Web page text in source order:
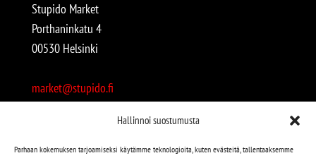
Hallinnoi suostumusta
Parhaan kokemuksen tarjoamiseksi käytämme teknologioita, kuten evästeitä, tallentaaksemme
Stupido Market
Porthaninkatu 4
00530 Helsinki
market@stupido.fi
Avoinna: